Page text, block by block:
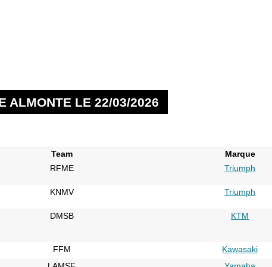
ALMONTE LE 22/03/2026
Team Marque
RFME Triumph
KNMV Triumph
DMSB
KTM
FFM Kawasaki